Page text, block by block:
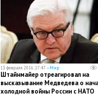
13 февраля 2016, 17:47 —Мир
Штайнмайер отреагировал на
высказывание Медведева о
холодной войны России с НАТО